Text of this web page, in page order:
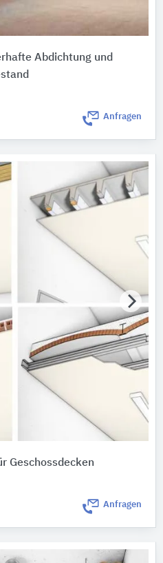
Abdichtung und
Anfragen
Geschossdecken
Anfragen